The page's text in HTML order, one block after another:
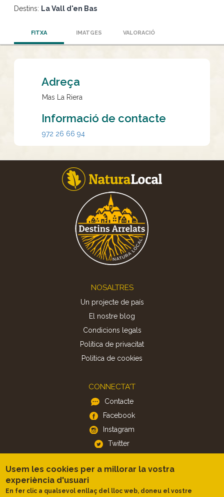
Destins: La Vall d'en Bas
FITXA IMATGES VALORACIÓ
Adreça
Mas La Riera
Informació de contacte
972 26 66 94
NOSALTRES
Un projecte de país
El nostre blog
Condicions legals
Política de privacitat
Politica de cookies
CONNECTA'T
Contacte
Facebook
Instagram
Twitter
APP
iOS
Usem les cookies per a millorar la vostra
experiència d'usuari
En fer clic a qualsevol enllaç del lloc web, doneu el vostre